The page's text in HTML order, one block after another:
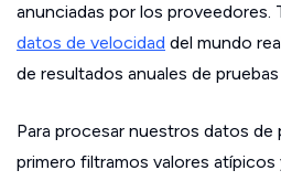
anunciadas por los proveedores.
datos de velocidad del mundo
de resultados anuales de
Para procesar nuestros datos de
primero filtramos valores